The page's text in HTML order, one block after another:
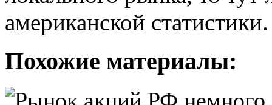
американской статистики.
Похожие материалы: